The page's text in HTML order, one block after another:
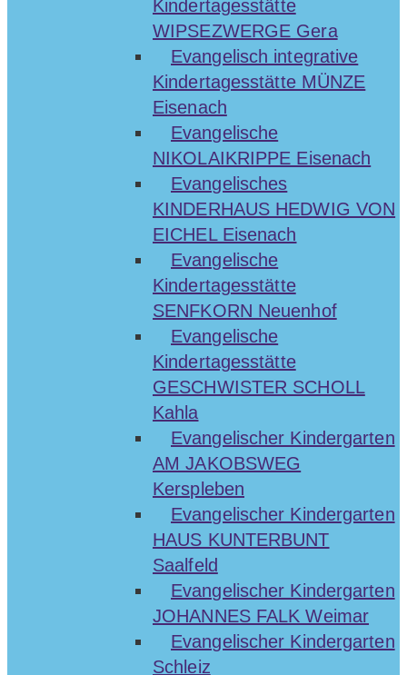
Kindertagesstätte
WIPSEZWERGE Gera
Evangelisch integrative
Kindertagesstätte MÜNZE
Eisenach
Evangelische
NIKOLAIKRIPPE Eisenach
Evangelisches
KINDERHAUS HEDWIG VON
EICHEL Eisenach
Evangelische
Kindertagesstätte
SENFKORN Neuenhof
Evangelische
Kindertagesstätte
GESCHWISTER SCHOLL
Kahla
Evangelischer Kindergarten
AM JAKOBSWEG
Kerspleben
Evangelischer Kindergarten
HAUS KUNTERBUNT
Saalfeld
Evangelischer Kindergarten
JOHANNES FALK Weimar
Evangelischer Kindergarten
Schleiz